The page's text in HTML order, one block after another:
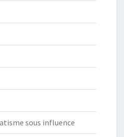
sous influence